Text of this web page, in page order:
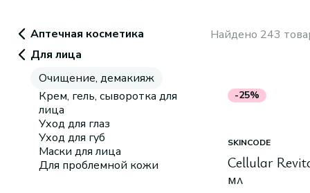
Аптечная косметика
Для лица
Очищение, демакияж
Крем, гель, сыворотка для
лица
Уход для глаз
Уход для губ
Маски для лица
Для проблемной кожи
Найдено 243
-25%
SKINCODE
Cellular
мл